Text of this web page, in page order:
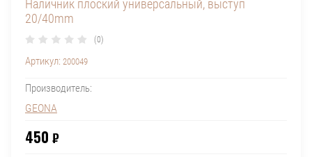
Наличник плоский универсальный, выступ
20/40mm
(0)
Артикул: 200049
Производитель:
GEONA
450 ₽